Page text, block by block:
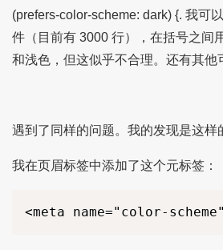
(prefers-color-scheme: dark) {. 我可
件（目前有 3000 行），在括号之间
和浅色，但这似乎不合理。还有其他
遇到了同样的问题。我的发现是这样
我在页眉标签中添加了这个元标签：
<meta name="color-scheme"